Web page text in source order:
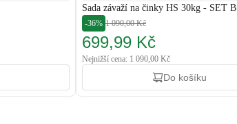
Sada závaží na činky HS 30kg - SET B
-36% 1 090,00 Kč
699,99 Kč
Nejnižší cena: 1 090,00 Kč
Do košíku